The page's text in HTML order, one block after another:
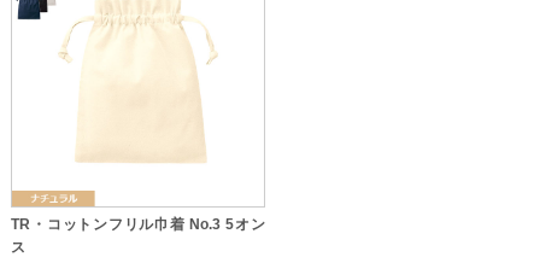
TR・コットンフリル巾着 No.3 5オン
ス